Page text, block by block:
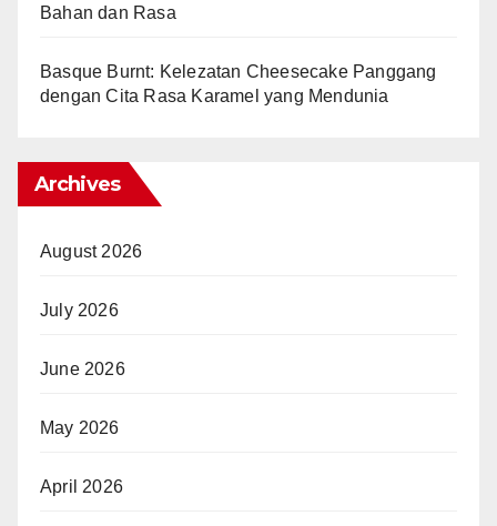
Bahan dan Rasa
Basque Burnt: Kelezatan Cheesecake Panggang
dengan Cita Rasa Karamel yang Mendunia
Archives
August 2026
July 2026
June 2026
May 2026
April 2026